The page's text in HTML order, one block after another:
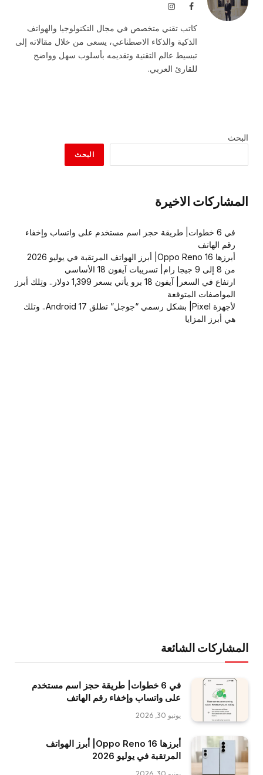
فيسبوكالانستغرام
كاتب تقني متخصص في مجال التكنولوجيا والهواتف
الذكية والذكاء الاصطناعي، يسعى من خلال مقالاته إلى
تبسيط عالم التقنية وتقديمه بأسلوب سهل وواضح
للقارئ العربي.
البحث
البحث
المشاركات الاخيرة
في 6 خطوات| طريقة حجز اسم مستخدم على واتساب وإخفاء
رقم الهاتف
أبرزها Oppo Reno 16| أبرز الهواتف المرتقبة في يوليو 2026
من 8 إلى 9 جيجا رام| تسريبات آيفون 18 الأساسي
ارتفاع في السعر| آيفون 18 برو يأتي بسعر 1,399 دولار.. وتِلك أبرز
المواصفات المتوقعة
لأجهزة Pixel| بشكل رسمي “جوجل” تطلق Android 17.. وتلك
هي أبرز المزايا
المشاركات الشائعة
في 6 خطوات| طريقة حجز اسم مستخدم
على واتساب وإخفاء رقم الهاتف
يونيو 30, 2026
أبرزها Oppo Reno 16| أبرز الهواتف
المرتقبة في يوليو 2026